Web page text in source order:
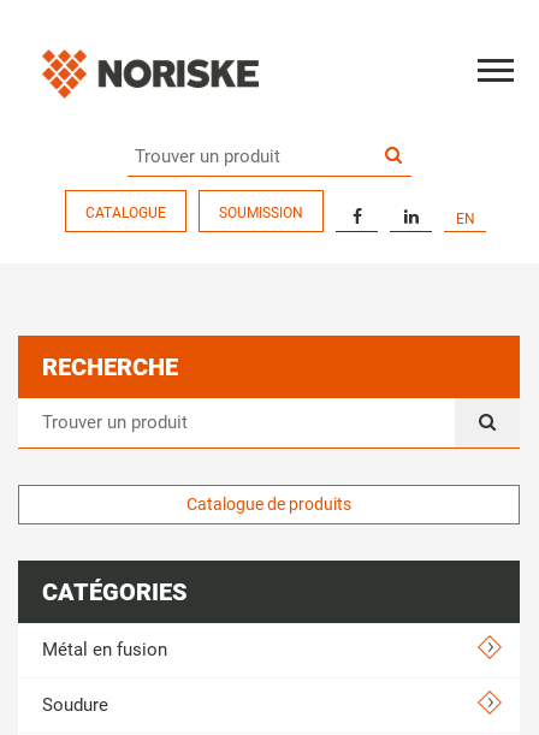
CATALOGUE SOUMISSION EN
RECHERCHE
Catalogue de produits
CATÉGORIES
Métal en fusion
Soudure